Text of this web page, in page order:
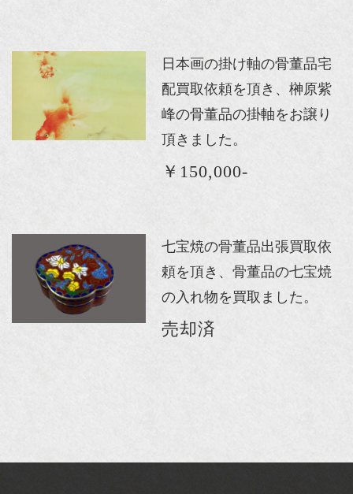
日本画の掛け軸の骨董品宅
配買取依頼を頂き、榊原紫
峰の骨董品の掛軸をお譲り
頂きました。
￥150,000-
七宝焼の骨董品出張買取依
頼を頂き、骨董品の七宝焼
の入れ物を買取ました。
売却済